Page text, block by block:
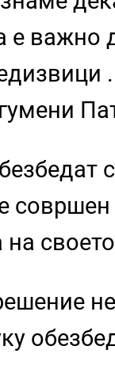
е важно
совршен